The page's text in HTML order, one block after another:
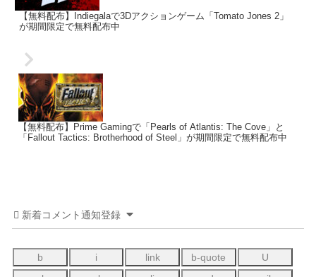
【無料配布】Indiegalaで3Dアクションゲーム「Tomato Jones 2」
が期間限定で無料配布中
【無料配布】Prime Gamingで「Pearls of Atlantis: The Cove」と
「Fallout Tactics: Brotherhood of Steel」が期間限定で無料配布中
新着コメント通知登録